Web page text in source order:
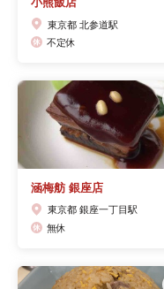
東京都 北参道駅
不定休
涵梅舫 銀座店
東京都 銀座一丁目駅
無休